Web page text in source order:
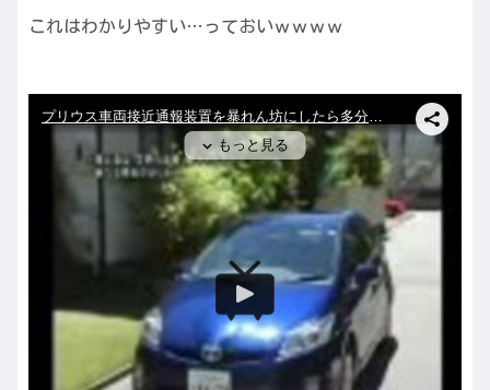
これはわかりやすい…っておいｗｗｗｗ